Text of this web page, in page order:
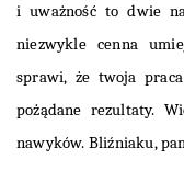
i uważność to dwie
niezwykle cenna
sprawi, że twoja
pożądane rezultaty.
nawyków. Bliźniaku,